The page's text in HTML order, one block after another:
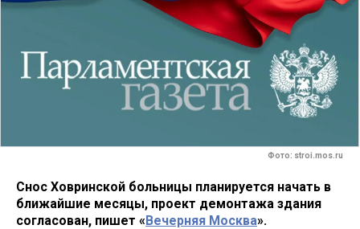
Фото: stroi.mos.ru
Снос Ховринской больницы планируется начать в
ближайшие месяцы, проект демонтажа здания
согласован, пишет «Вечерняя Москва».